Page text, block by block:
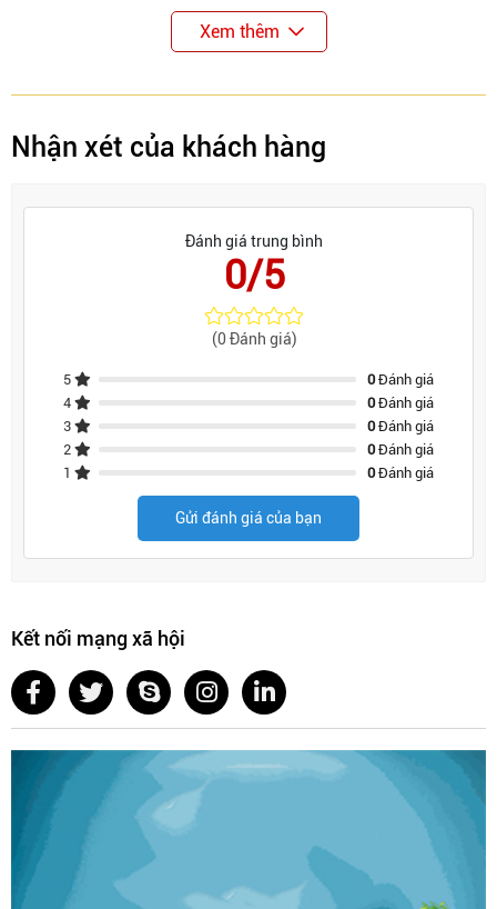
Xem thêm
Nhận xét của khách hàng
Đánh giá trung bình
0/5
(0 Đánh giá)
5 0Đánh giá
4
0Đánh giá
3
0Đánh giá
2
0Đánh giá
1
0Đánh giá
Gửi đánh giá của bạn
Kết nối mạng xã hội